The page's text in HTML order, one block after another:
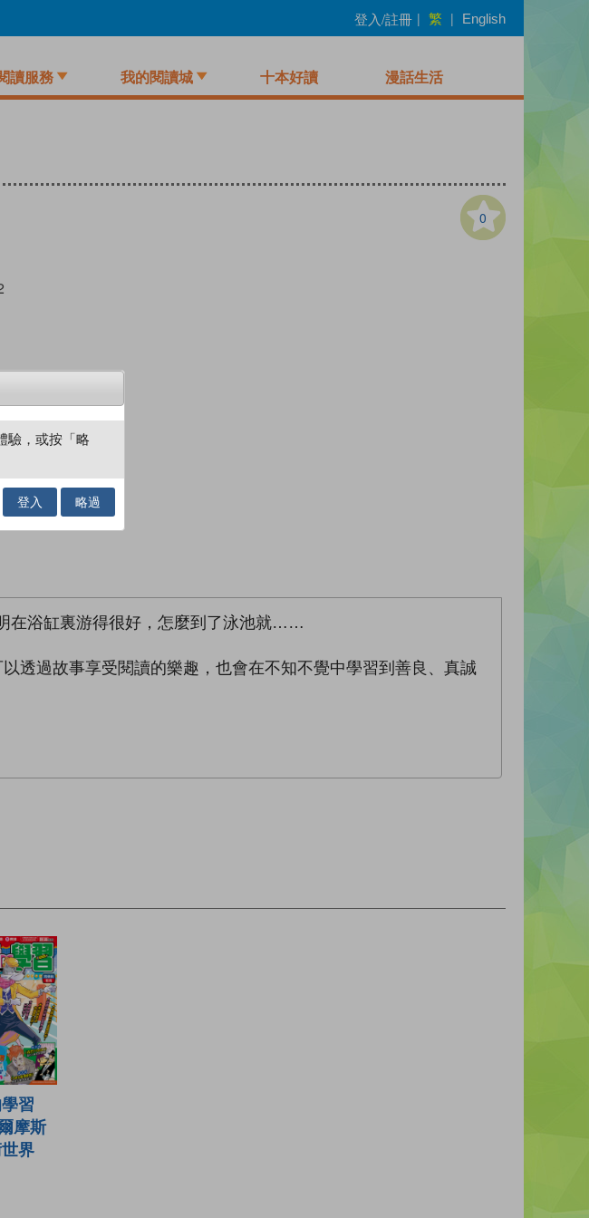
登入/註冊 | 繁 | English
讀服務 我的閱讀城 十本好讀 漫話生活
0
加入閱讀紀錄
在浴缸裏游得很好，怎麼到了泳池就……
透過故事享受閱讀的樂趣，也會在不知不覺中學習到善良、真誠
習
摩斯
界
驗，或按「略
登入 略過